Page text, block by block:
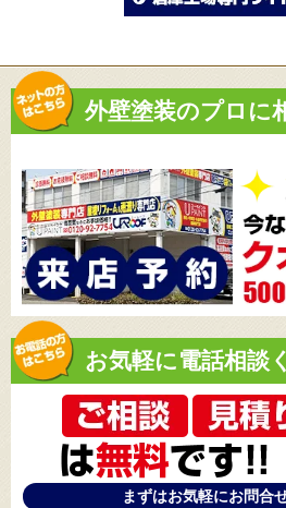
外壁塗装のプロに
お気軽に電話相談
まずはお気軽にお問合